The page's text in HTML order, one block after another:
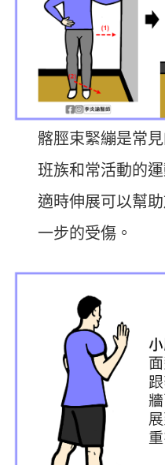
髂脛束緊繃是常
班族和常活動的
適時伸展可以幫
一步的受傷。